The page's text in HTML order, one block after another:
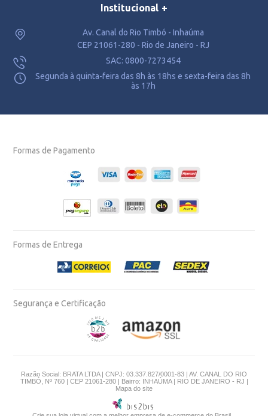
Institucional
Av. Canal do Rio Timbó - Inhaúma
CEP 21061-280 - Rio de Janeiro - RJ
SAC: 0800-7273454
Segunda à quinta-feira das 8h às 18hs e sexta-feira das 8h
às 17h
Formas de Pagamento
Formas de Entrega
Segurança e Certificação
Razão Social: BRATA LTDA | CNPJ: 03.337.827/0001-83 | AV. CANAL DO RIO
TIMBÓ, Nº 760 | CEP 21061-280 | Bairro: INHAÚMA | RIO DE JANEIRO - RJ |
Mapa do site